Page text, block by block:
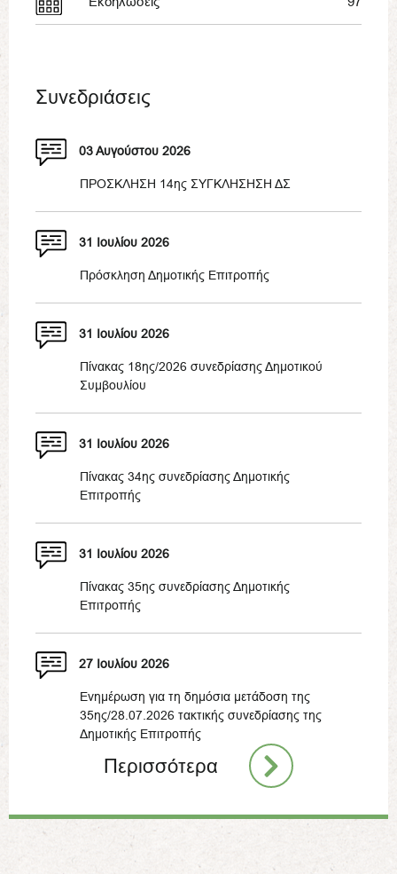
Συνεδριάσεις
03 Αυγούστου 2026
ΠΡΟΣΚΛΗΣΗ 14ης ΣΥΓΚΛΗΣΗΣΗ ΔΣ
31 Ιουλίου 2026
Πρόσκληση Δημοτικής Επιτροπής
31 Ιουλίου 2026
Πίνακας 18ης/2026 συνεδρίασης Δημοτικού
Συμβουλίου
31 Ιουλίου 2026
Πίνακας 34ης συνεδρίασης Δημοτικής
Επιτροπής
31 Ιουλίου 2026
Πίνακας 35ης συνεδρίασης Δημοτικής
Επιτροπής
27 Ιουλίου 2026
Ενημέρωση για τη δημόσια μετάδοση της
35ης/28.07.2026 τακτικής συνεδρίασης της
Δημοτικής Επιτροπής
Περισσότερα